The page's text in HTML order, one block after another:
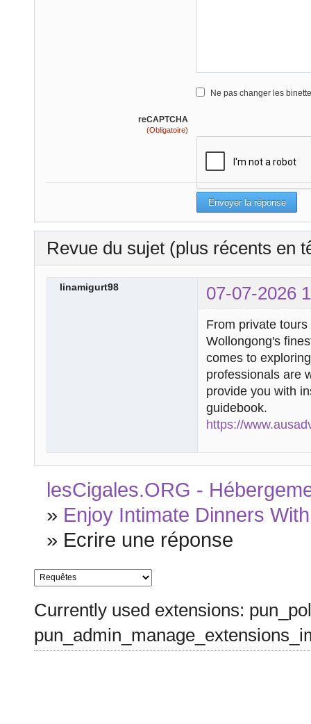
Ne pas changer les
reCAPTCHA
(Obligatoire)
Revue du sujet (plus récents en
linamigurt98 07-07-2026
From private
Wollongong's
comes to
professionals are
provide you with
guidebook.
https://
lesCigales.ORG -
» Enjoy Intimate Dinners
» Ecrire une réponse
Currently used extensions: